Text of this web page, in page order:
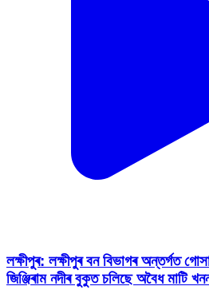
লক্ষীপুৰ: লক্ষীপুৰ বন বিভাগৰ অন্তৰ্গত
জিঞ্জিৰাম নদীৰ বুকুত চলিছে অবৈধ মাটি